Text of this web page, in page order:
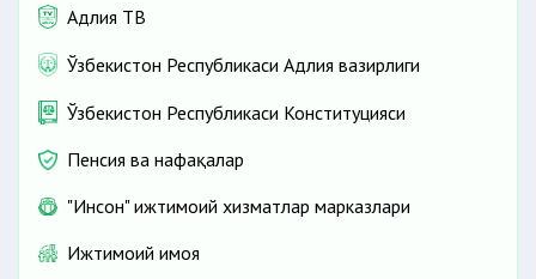
Адлия ТВ
Ўзбекистон Республикаси Адлия вазирлиги
Ўзбекистон Республикаси Конституцияси
Пенсия ва нафақалар
"Инсон" ижтимоий хизматлар марказлари
Ижтимоий ҳимоя